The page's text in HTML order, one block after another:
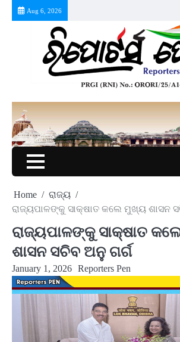
Aug 6, 2026
Home
ରାଜ୍ୟ
ରାଜ୍ୟପାଳଙ୍କୁ ସାକ୍ଷାତ କଲେ ମୁଖ୍ୟ ଶାସନ
ରାଜ୍ୟପାଳଙ୍କୁ ସାକ୍ଷାତ
ଶାସନ ସଚିବ ଅନୁ ଗର୍ଗ
January 1, 2026 Reporters Pen